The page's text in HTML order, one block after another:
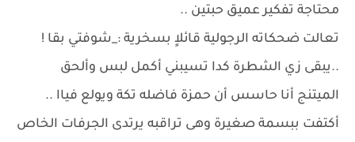
محتاجة تفكير عميق حبتين ..
تعالت ضحكاته الرجولية قائلاٍ بسخرية :_شوفتي بقا !
..يبقى زي الشطرة كدا تسيبني أكمل لبس وألحق
الميتنج أنا حاسس أن حمزة فاضله تكة ويولع فياا ..
أكتفت ببسمة صغيرة وهى تراقبه يرتدى الجرفات الخاص